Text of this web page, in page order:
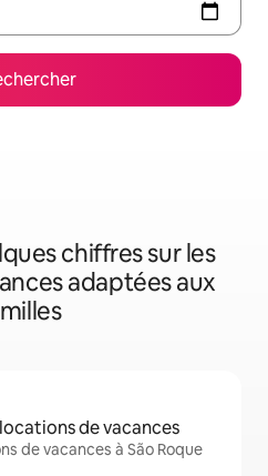
chiffres sur les
adaptées aux
de vacances
de vacances à São Roque